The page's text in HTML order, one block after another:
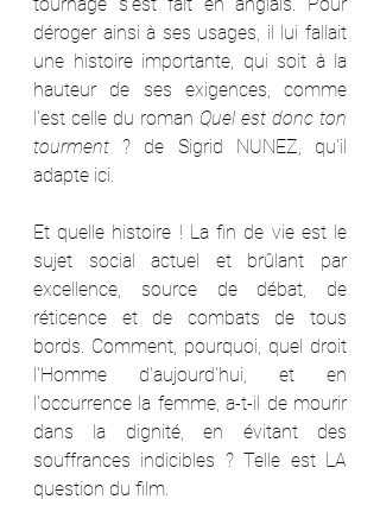
déroger ainsi à ses usages, il lui fallait
une histoire importante, qui soit à la
hauteur de ses exigences, comme
l'est celle du roman Quel est donc ton
tourment ? de Sigrid NUNEZ, qu'il
adapte ici.
Et quelle histoire ! La fin de vie est le
sujet social actuel et brûlant par
excellence, source de débat, de
réticence et de combats de tous
bords. Comment, pourquoi, quel droit
l'Homme d'aujourd'hui, et en
l'occurrence la femme, a-t-il de mourir
dans la dignité, en évitant des
souffrances indicibles ? Telle est LA
question du film.